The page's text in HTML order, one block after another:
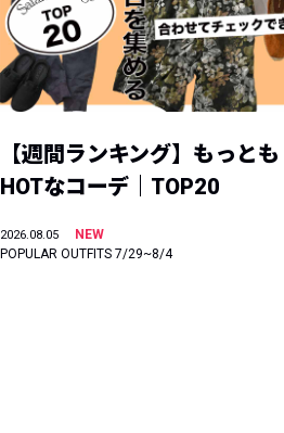
【週間ランキング】もっとも
HOTなコーデ｜TOP20
2026.08.05
NEW
POPULAR OUTFITS 7/29~8/4